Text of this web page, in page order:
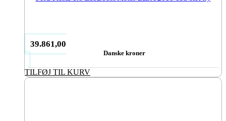
39.861,00
Danske kroner
TILFØJ TIL KURV